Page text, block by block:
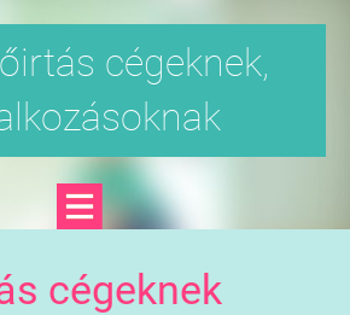
cégeknek,
cégeknek